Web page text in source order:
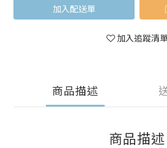
加入購物車
加入追蹤清
商品描述
商品描述